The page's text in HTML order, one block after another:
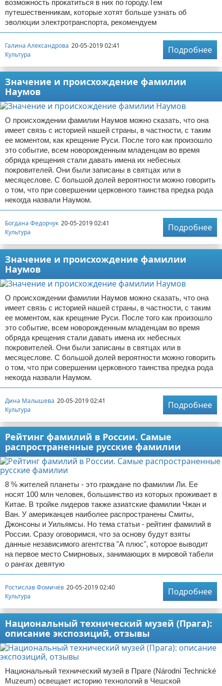
возможность прокатиться в них по городу.Тем
путешественникам, которые хотят больше узнать об
эволюции электротранспорта, рекомендуем
Галина Александрова 20-05-2019 02:41
Культура
Подробнее
Значение и происхождение фамилии
Наумов
О происхождении фамилии Наумов можно сказать, что она
имеет связь с историей нашей страны, в частности, с таким
ее моментом, как крещение Руси. После того как произошло
это событие, всем новорожденным младенцам во время
обряда крещения стали давать имена их небесных
покровителей. Они были записаны в святцах или в
месяцеслове. С большой долей вероятности можно говорить
о том, что при совершении церковного таинства предка рода
некогда назвали Наумом.
Богдана Федорчук 20-05-2019 02:41
Культура
Подробнее
Значение и происхождение фамилии
Наумов
О происхождении фамилии Наумов можно сказать, что она
имеет связь с историей нашей страны, в частности, с таким
ее моментом, как крещение Руси. После того как произошло
это событие, всем новорожденным младенцам во время
обряда крещения стали давать имена их небесных
покровителей. Они были записаны в святцах или в
месяцеслове. С большой долей вероятности можно говорить
о том, что при совершении церковного таинства предка рода
некогда назвали Наумом.
Дина Малышева 20-05-2019 02:41
Культура
Подробнее
Рейтинг фамилий в России. Самые
распространенные русские фамилии
8 % жителей планеты - это граждане по фамилии Ли. Ее
носят 100 млн человек, большинство из которых проживает в
Китае. В тройке лидеров также азиатские фамилии Чжан и
Ван. У американцев наиболее распространены Смиты,
Джонсоны и Уильямсы. Но тема статьи - рейтинг фамилий в
России. Сразу оговоримся, что за основу будут взяты
данные независимого агентства "А плюс", которое выводит
на первое место Смирновых, занимающих в мировой табели
о рангах девятую
Ростислав Фомичёв 20-05-2019 02:40
Культура
Подробнее
Национальный технический музей (Прага):
описание экспозиций, отзывы
Национальный технический музей в Праге (Národní Technické
Muzeum) освещает историю технологий в Чешской